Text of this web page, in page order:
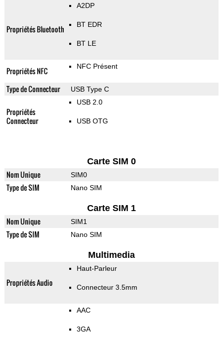
Propriétés Bluetooth
A2DP
BT EDR
BT LE
Propriétés NFC NFC Présent
Type de Connecteur USB Type C
Propriétés
Connecteur
USB 2.0
USB OTG
Carte SIM 0
Nom Unique SIM0
Type de SIM Nano SIM
Carte SIM 1
Nom Unique SIM1
Type de SIM Nano SIM
Multimedia
Propriétés Audio
Haut-Parleur
Connecteur 3.5mm
AAC
3GA